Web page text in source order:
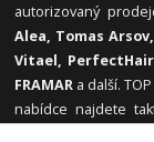
autorizovaný
Alea, Tomas
Vitael,
FRAMAR a další.
nabídce najdete